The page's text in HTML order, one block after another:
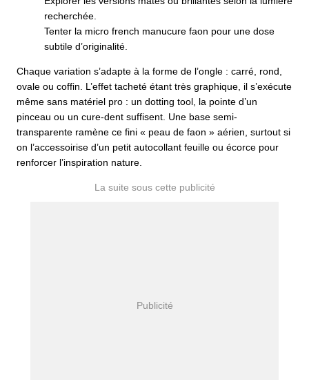
recherchée.
Tenter la micro french manucure faon pour une dose
subtile d’originalité.
Chaque variation s’adapte à la forme de l’ongle : carré, rond,
ovale ou coffin. L’effet tacheté étant très graphique, il s’exécute
même sans matériel pro : un dotting tool, la pointe d’un
pinceau ou un cure-dent suffisent. Une base semi-
transparente ramène ce fini « peau de faon » aérien, surtout si
on l’accessoirise d’un petit autocollant feuille ou écorce pour
renforcer l’inspiration nature.